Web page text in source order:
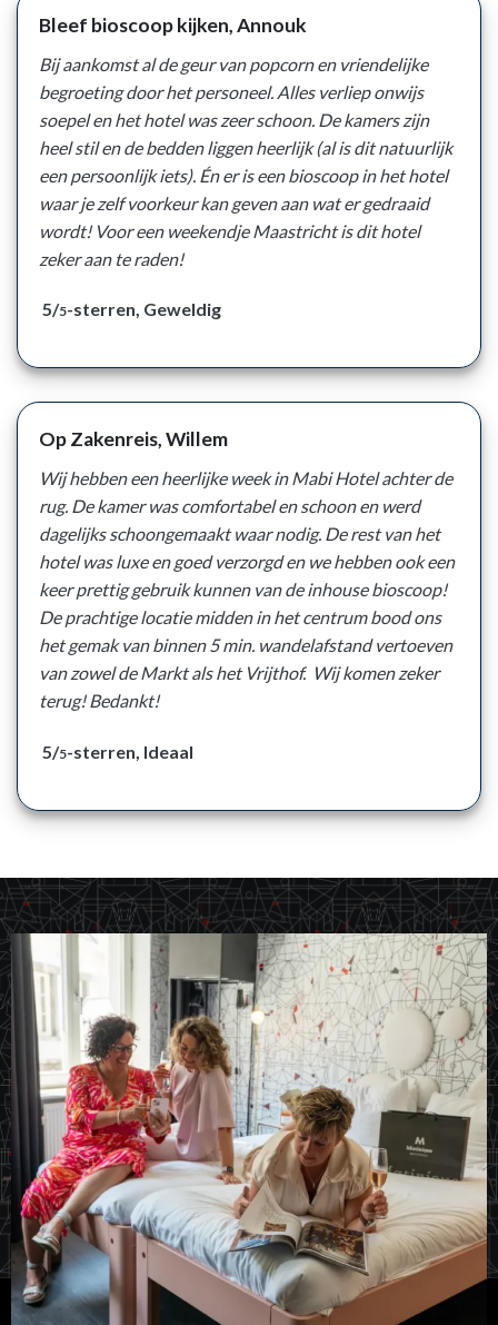
Bleef bioscoop kijken, Annouk
Bij aankomst al de geur van popcorn en vriendelijke
begroeting door het personeel. Alles verliep onwijs
soepel en het hotel was zeer schoon. De kamers zijn
heel stil en de bedden liggen heerlijk (al is dit natuurlijk
een persoonlijk iets). Én er is een bioscoop in het hotel
waar je zelf voorkeur kan geven aan wat er gedraaid
wordt! Voor een weekendje Maastricht is dit hotel
zeker aan te raden!
5/5-sterren, Geweldig
Op Zakenreis, Willem
Wij hebben een heerlijke week in Mabi Hotel achter de
rug. De kamer was comfortabel en schoon en werd
dagelijks schoongemaakt waar nodig. De rest van het
hotel was luxe en goed verzorgd en we hebben ook een
keer prettig gebruik kunnen van de inhouse bioscoop!
De prachtige locatie midden in het centrum bood ons
het gemak van binnen 5 min. wandelafstand vertoeven
van zowel de Markt als het Vrijthof. Wij komen zeker
terug! Bedankt!
5/5-sterren, Ideaal